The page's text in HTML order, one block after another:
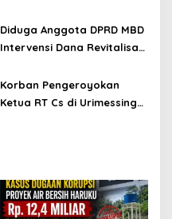
Heluth, Said Sotta: Bila
Perlu Copot Kasatreskrim
Diduga Anggota DPRD MBD
Intervensi Dana Revitalisasi
Winnetou Akse Soroti
Dugaan Intimidasi
Korban Pengeroyokan
Ketua RT Cs di Urimessing